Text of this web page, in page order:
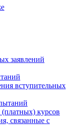
заявлений
вступительных
курсов
связанные с